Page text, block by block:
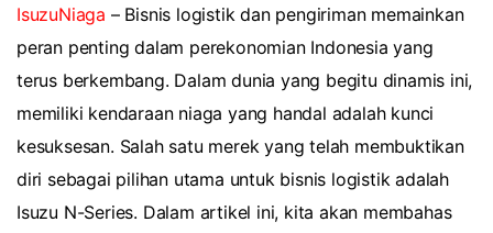
IsuzuNiaga – Bisnis logistik dan pengiriman memainkan
peran penting dalam perekonomian Indonesia yang
terus berkembang. Dalam dunia yang begitu dinamis ini,
memiliki kendaraan niaga yang handal adalah kunci
kesuksesan. Salah satu merek yang telah membuktikan
diri sebagai pilihan utama untuk bisnis logistik adalah
Isuzu N-Series. Dalam artikel ini, kita akan membahas